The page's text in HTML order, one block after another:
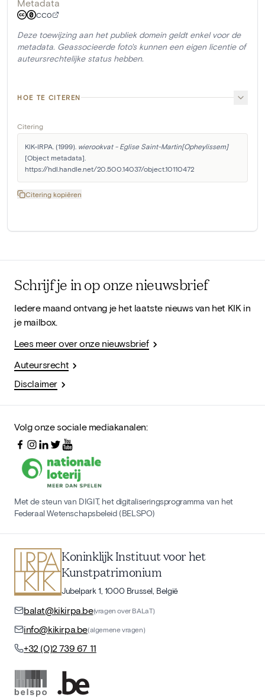
Metadata
CC0
Deze toewijzing aan het publiek domein geldt enkel voor de
metadata. Geassocieerde foto's kunnen een eigen licentie of
auteursrechtelijke status hebben.
HOE TE CITEREN
Citering
KIK-IRPA. (1999). wierookvat - Eglise Saint-Martin[Opheylissem]
[Object metadata].
https://hdl.handle.net/20.500.14037/object.10110472
Citering kopiëren
Schrijf je in op onze nieuwsbrief
Iedere maand ontvang je het laatste nieuws van het KIK in
je mailbox.
Lees meer over onze nieuwsbrief
Auteursrecht
Disclaimer
Volg onze sociale mediakanalen:
Met de steun van DIGIT, het digitaliseringsprogramma van het
Federaal Wetenschapsbeleid (BELSPO)
Koninklijk Instituut voor het
Kunstpatrimonium
Jubelpark 1, 1000 Brussel, België
balat@kikirpa.be(vragen over BALaT)
info@kikirpa.be(algemene vragen)
+32 (0)2 739 67 11